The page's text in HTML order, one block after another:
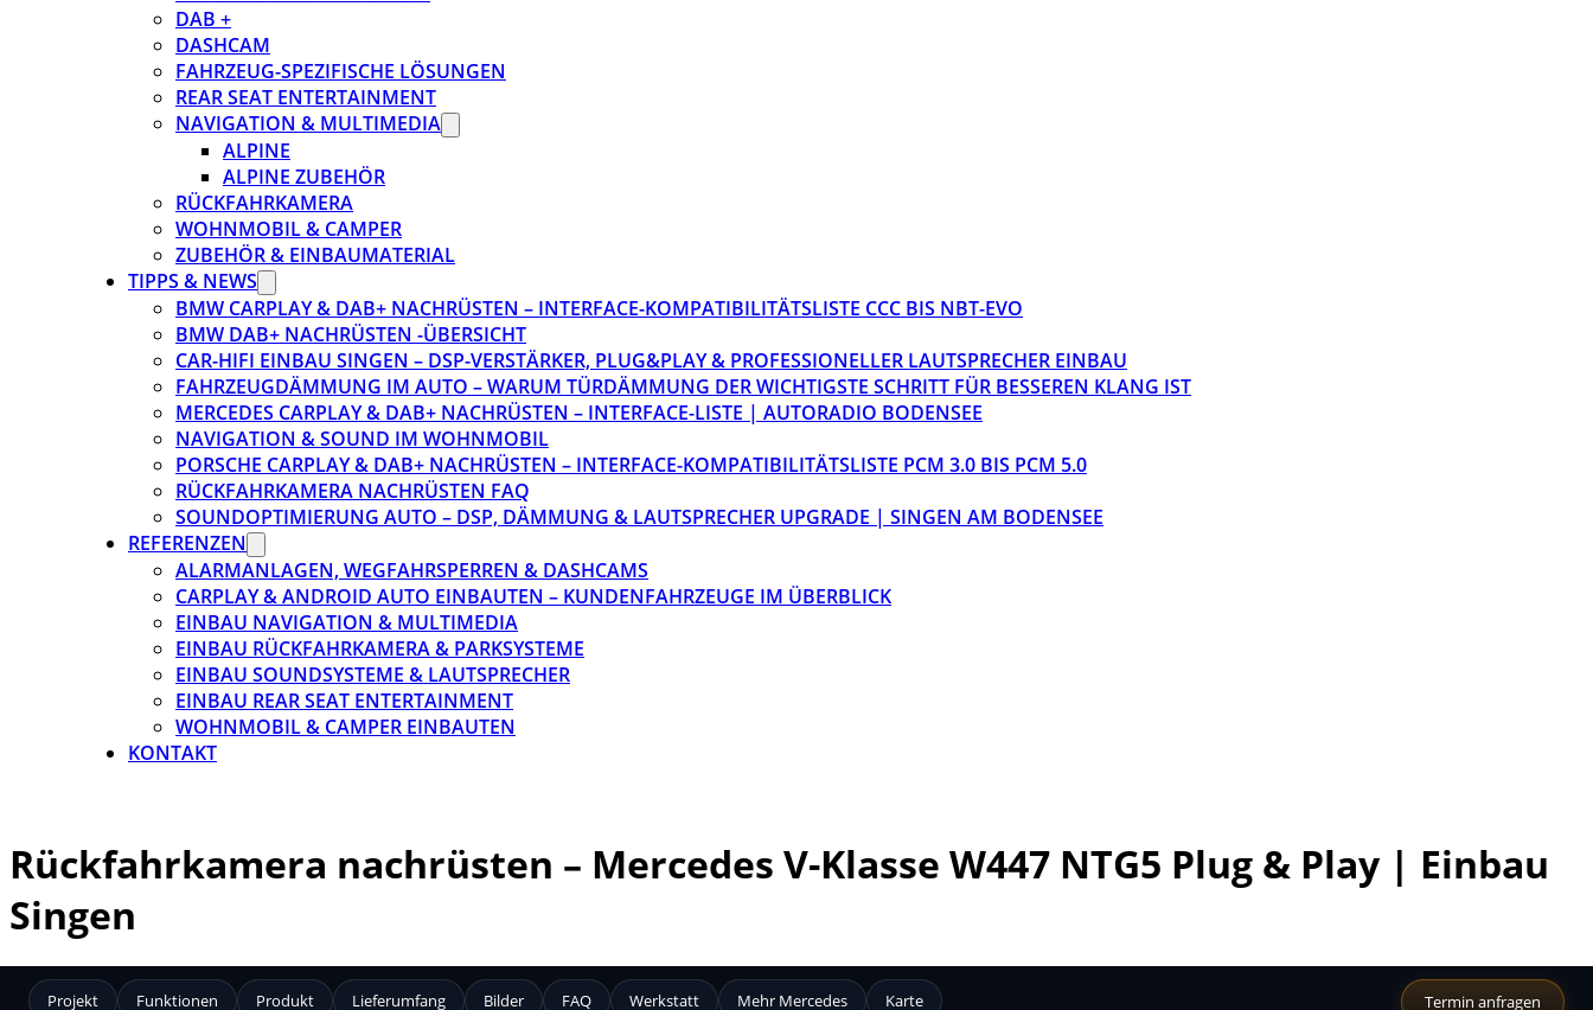
DAB +
DASHCAM
FAHRZEUG-SPEZIFISCHE LÖSUNGEN
REAR SEAT ENTERTAINMENT
NAVIGATION & MULTIMEDIA
ALPINE
ALPINE ZUBEHÖR
RÜCKFAHRKAMERA
WOHNMOBIL & CAMPER
ZUBEHÖR & EINBAUMATERIAL
TIPPS & NEWS
BMW CARPLAY & DAB+ NACHRÜSTEN – INTERFACE-KOMPATIBILITÄTSLISTE CCC BIS NBT-EVO
BMW DAB+ NACHRÜSTEN -ÜBERSICHT
CAR-HIFI EINBAU SINGEN – DSP-VERSTÄRKER, PLUG&PLAY & PROFESSIONELLER LAUTSPRECHER EINBAU
FAHRZEUGDÄMMUNG IM AUTO – WARUM TÜRDÄMMUNG DER WICHTIGSTE SCHRITT FÜR BESSEREN KLANG IST
MERCEDES CARPLAY & DAB+ NACHRÜSTEN – INTERFACE-LISTE | AUTORADIO BODENSEE
NAVIGATION & SOUND IM WOHNMOBIL
PORSCHE CARPLAY & DAB+ NACHRÜSTEN – INTERFACE-KOMPATIBILITÄTSLISTE PCM 3.0 BIS PCM 5.0
RÜCKFAHRKAMERA NACHRÜSTEN FAQ
SOUNDOPTIMIERUNG AUTO – DSP, DÄMMUNG & LAUTSPRECHER UPGRADE | SINGEN AM BODENSEE
REFERENZEN
ALARMANLAGEN, WEGFAHRSPERREN & DASHCAMS
CARPLAY & ANDROID AUTO EINBAUTEN – KUNDENFAHRZEUGE IM ÜBERBLICK
EINBAU NAVIGATION & MULTIMEDIA
EINBAU RÜCKFAHRKAMERA & PARKSYSTEME
EINBAU SOUNDSYSTEME & LAUTSPRECHER
EINBAU REAR SEAT ENTERTAINMENT
WOHNMOBIL & CAMPER EINBAUTEN
KONTAKT
Rückfahrkamera nachrüsten – Mercedes V-Klasse W447 NTG5 Plug & Play | Einbau
Singen
Projekt Funktionen Produkt Lieferumfang Bilder FAQ Werkstatt Mehr Mercedes Karte Termin anfragen